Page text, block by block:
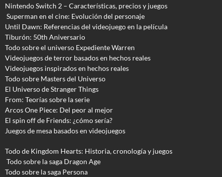
Nintendo Switch 2 – Características, precios y juegos
Superman en el cine: Evolución del personaje
Until Dawn: Referencias del videojuego en la película
Tiburón: 50th Aniversario
Todo sobre el universo Expediente Warren
Videojuegos de terror basados en hechos reales
Videojuegos inspirados en hechos reales
Todo sobre Masters del Universo
El Universo de Stranger Things
From: Teorías sobre la serie
Arcos One Piece: Del peor al mejor
El spin off de Friends: ¿cómo sería?
Juegos de mesa basados en videojuegos
Todo de Kingdom Hearts: Historia, cronología y juegos
Todo sobre la saga Dragon Age
Todo sobre la saga Persona